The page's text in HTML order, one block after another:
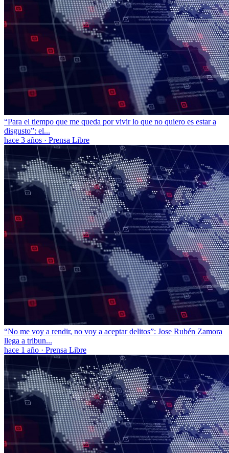
“Para el tiempo que me queda por vivir lo que no quiero es estar a
disgusto”: el...
hace 3 años · Prensa Libre
“No me voy a rendir, no voy a aceptar delitos”: Jose Rubén Zamora
llega a tribun...
hace 1 año · Prensa Libre